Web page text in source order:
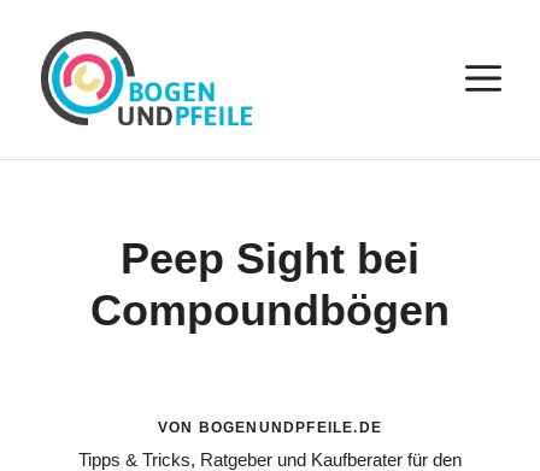
Inhalt
springen
Peep Sight bei
Compoundbögen
VON BOGENUNDPFEILE.DE
Tipps & Tricks, Ratgeber und Kaufberater für den